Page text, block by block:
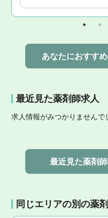
最近見た薬剤師求人
求人情報がみつかりませんで
同じエリアの別の薬